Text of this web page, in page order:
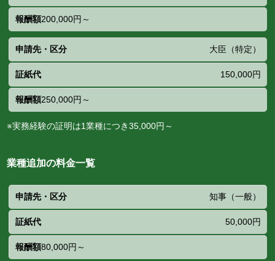
200,000円～
大臣（特定）
150,000円
250,000円～
※実務経験の証明は1業種につき35,000円～
業種追加の料金一覧
申請
先・
区分
証
紙
酬
知事（一般）
50,000円
80,000円～